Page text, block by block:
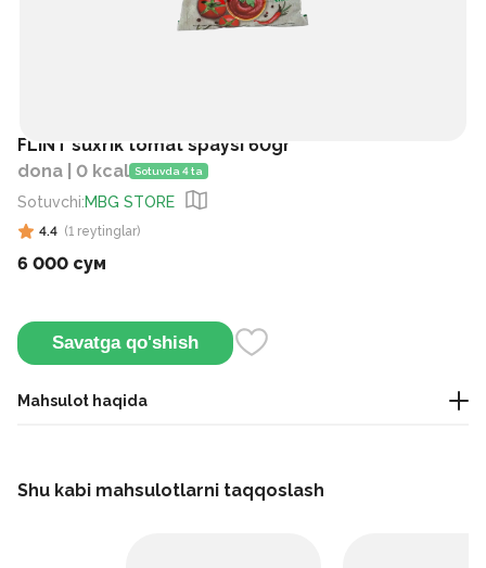
FLINT suxrik tomat spaysi 60gr
dona | 0 kcal Sotuvda 4 ta
Sotuvchi:MBG STORE
4.4 (1 reytinglar)
6 000 сум
Savatga qo'shish
Mahsulot haqida
Shu kabi mahsulotlarni taqqoslash